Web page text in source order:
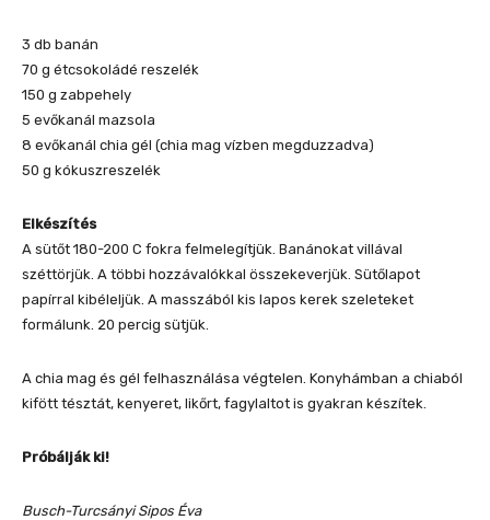
3 db banán
70 g étcsokoládé reszelék
150 g zabpehely
5 evőkanál mazsola
8 evőkanál chia gél (chia mag vízben megduzzadva)
50 g kókuszreszelék
Elkészítés
A sütőt 180-200 C fokra felmelegítjük. Banánokat villával
széttörjük. A többi hozzávalókkal összekeverjük. Sütőlapot
papírral kibéleljük. A masszából kis lapos kerek szeleteket
formálunk. 20 percig sütjük.
A chia mag és gél felhasználása végtelen. Konyhámban a chiaból
kifött tésztát, kenyeret, likőrt, fagylaltot is gyakran készítek.
Próbálják ki!
Busch-Turcsányi Sipos Éva